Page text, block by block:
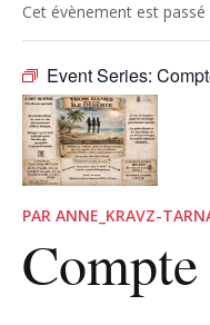
Cet évènement est passé
Event Series:
PAR ANNE_KRAVZ-
Compte